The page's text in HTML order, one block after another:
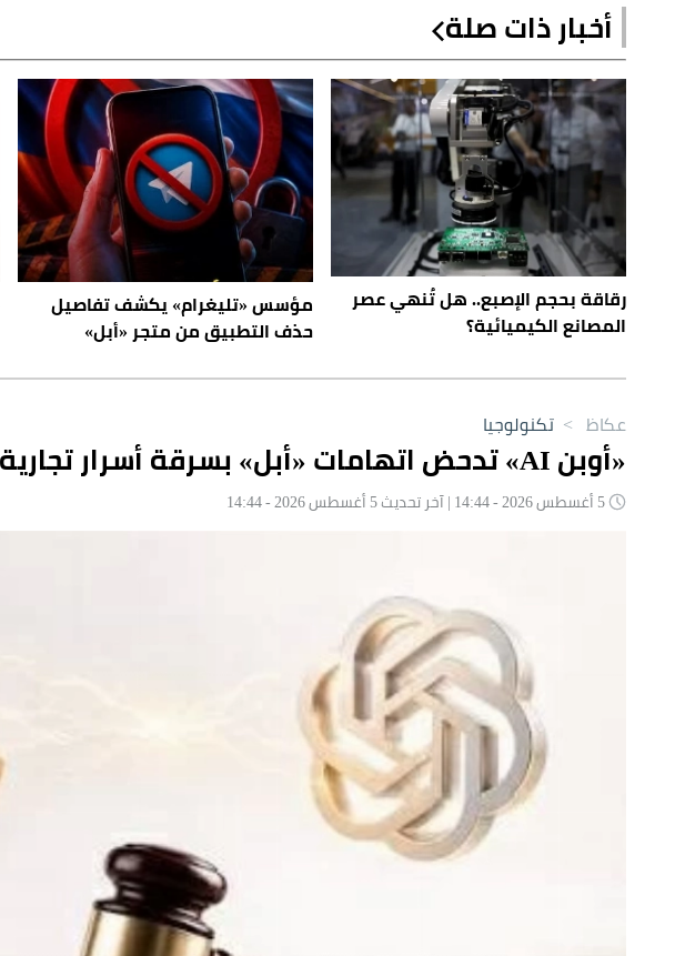
أخبار ذات صلة
رقاقة بحجم الإصبع.. هل تُنهي عصر
المصانع الكيميائية؟
مؤسس «تليغرام» يكشف تفاصيل
حذف التطبيق من متجر «أبل»
عكاظ > تكنولوجيا
«أوبن AI» تدحض اتهامات «أبل» بسرقة أسرار تجارية